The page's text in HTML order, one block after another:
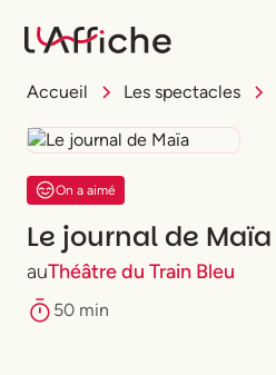
Accueil Les spectacles
On a aimé
Le journal de Maïa
auThéâtre du Train Bleu
50 min